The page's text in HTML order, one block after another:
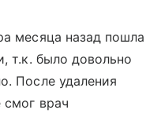
месяца назад пошла
т.к. было довольно
После удаления
смог врач